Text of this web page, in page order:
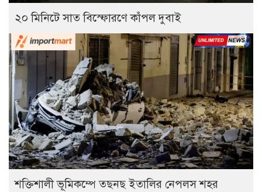
২০ মিনিটে সাত বিস্ফোরণে কাঁপল দুবাই
শক্তিশালী ভূমিকম্পে তছনছ ইতালির নেপলস শহর